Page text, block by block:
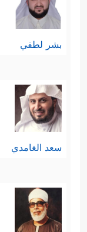
بشر لطفي
سعد الغامدي